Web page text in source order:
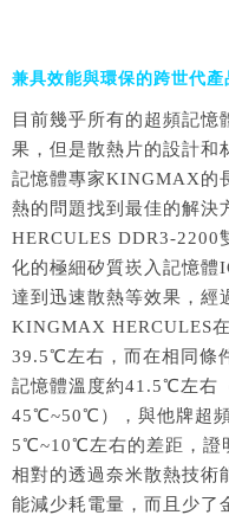
兼具效能與環保的跨世代產
目前幾乎所有的超頻記憶
果，但是散熱片的設計和
記憶體專家KINGMAX的
熱的問題找到最佳的解決
HERCULES DDR3-2200
化的極細矽質崁入記憶體
達到迅速散熱等效果，經
KINGMAX HERCULES
39.5℃左右，而在相同條
記憶體溫度約41.5℃左右
45℃~50℃），與他牌超
5℃~10℃左右的差距，證
相對的透過奈米散熱技術
能減少耗電量，而且少了